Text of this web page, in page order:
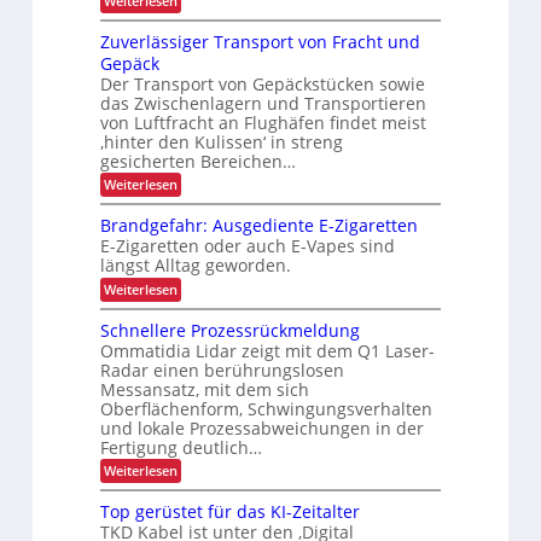
k
t
o
n
ä
l
l
i
c
h
z
f
i
s
t
i
g
e
E
i
n
s
t
z
e
l
e
t
e
n
m
a
n
a
g
e
m
e
n
t
U
S
A
r
ä
s
e
n
z
K
I
-
u
t
z
u
n
g
i
n
d
e
r
L
o
g
s
t
i
k
Zuverlässiger Transport von Fracht und
Gepäck
Der Transport von Gepäckstücken sowie
das Zwischenlagern und Transportieren
von Luftfracht an Flughäfen findet meist
‚hinter den Kulissen‘ in streng
gesicherten Bereichen…
Weiterlesen:
Z
u
v
e
r
l
ä
s
i
g
e
r
T
r
a
n
s
p
o
Brandgefahr: Ausgediente E-Zigaretten
E-Zigaretten oder auch E-Vapes sind
längst Alltag geworden.
Weiterlesen:
B
a
n
d
g
e
f
a
h
r
:
A
u
Schnellere Prozessrückmeldung
Ommatidia Lidar zeigt mit dem Q1 Laser-
Radar einen berührungslosen
Messansatz, mit dem sich
Oberflächenform, Schwingungsverhalten
und lokale Prozessabweichungen in der
Fertigung deutlich…
Weiterlesen:
S
h
n
Top gerüstet für das KI-Zeitalter
TKD Kabel ist unter den ‚Digital